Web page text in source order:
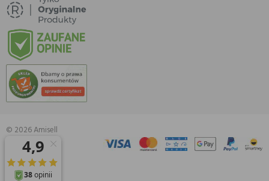
© 2026 Amisell